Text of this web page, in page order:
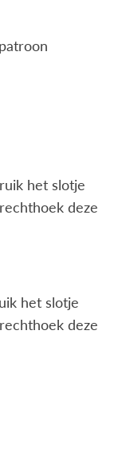
het slotje
deze
het slotje
deze